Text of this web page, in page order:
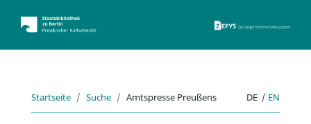
Startseite Suche Amtspresse Preußens DE | EN